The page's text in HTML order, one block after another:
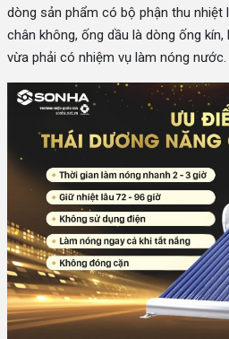
dòng sản phẩm có bộ phận thu nhiệt
chân không, ống dầu là dòng ống
vừa phải có nhiệm vụ làm nóng nước.